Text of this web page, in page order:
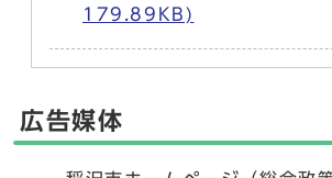
179.89KB)
広告媒体